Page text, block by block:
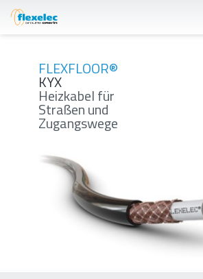
Direkt
zum
FLEXFLOOR®
KYX
Heizkabel für
Straßen und
Zugangswege